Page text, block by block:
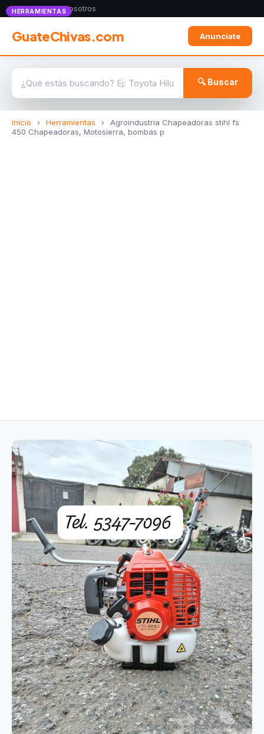
Anunciate con nosotros
GuateChivas.com Anunciate
🔍 Buscar
Inicio › Herramientas ›
Agroindustria Chapeadoras stihl fs
450 Chapeadoras, Motosierra, bombas p
HERRAMIENTAS